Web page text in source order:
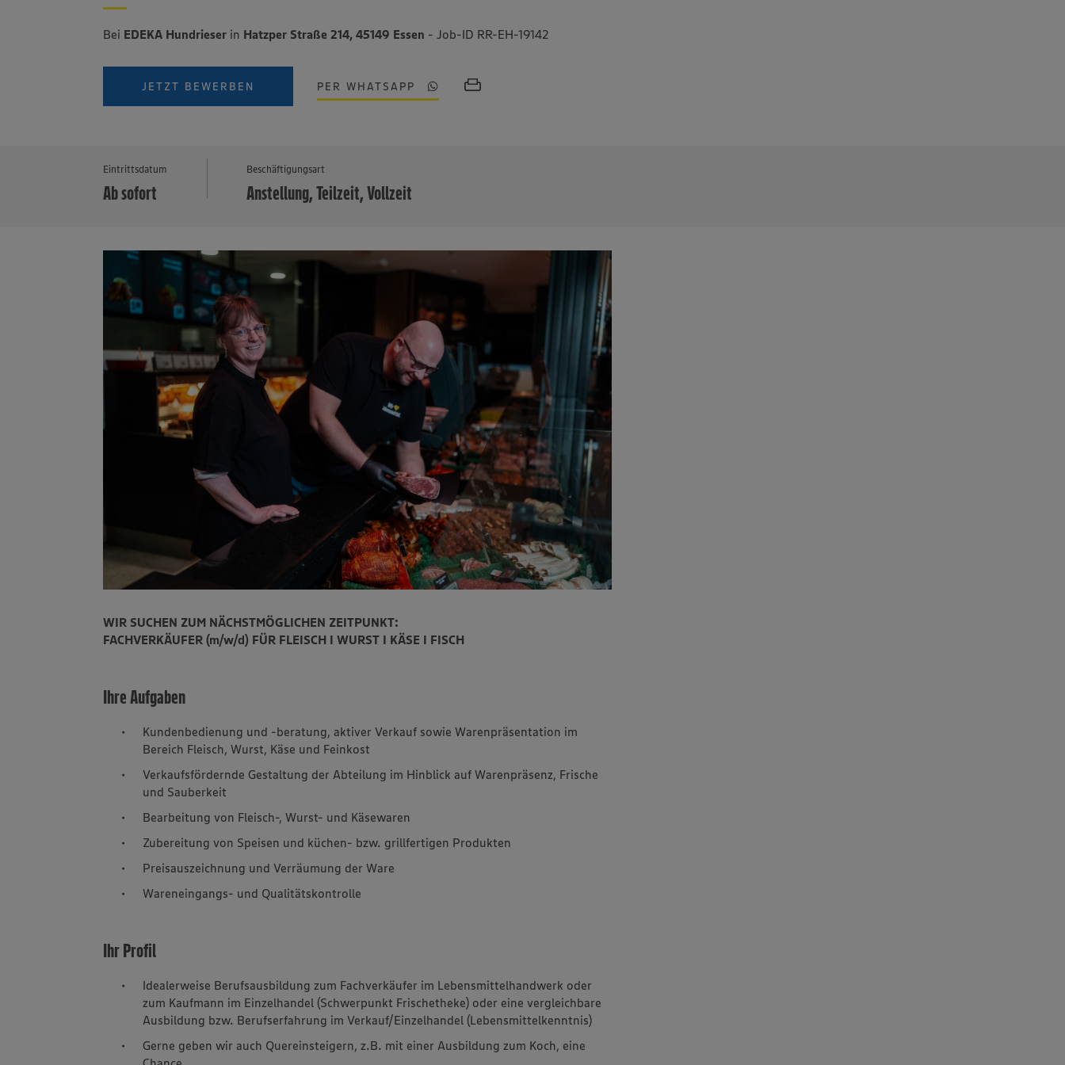
Bei EDEKA Hundrieser in Hatzper Straße 214, 45149 Essen - Job-ID RR-EH-19142
JETZT BEWERBEN PER WHATSAPP
Eintrittsdatum
Ab sofort
Beschäftigungsart
Anstellung, Teilzeit, Vollzeit
WIR SUCHEN ZUM NÄCHSTMÖGLICHEN ZEITPUNKT:
FACHVERKÄUFER (m/w/d) FÜR FLEISCH I WURST I KÄSE I FISCH
Ihre Aufgaben
Kundenbedienung und -beratung, aktiver Verkauf sowie Warenpräsentation im
Bereich Fleisch, Wurst, Käse und Feinkost
Verkaufsfördernde Gestaltung der Abteilung im Hinblick auf Warenpräsenz, Frische
und Sauberkeit
Bearbeitung von Fleisch-, Wurst- und Käsewaren
Zubereitung von Speisen und küchen- bzw. grillfertigen Produkten
Preisauszeichnung und Verräumung der Ware
Wareneingangs- und Qualitätskontrolle
Ihr Profil
Idealerweise Berufsausbildung zum Fachverkäufer im Lebensmittelhandwerk oder
zum Kaufmann im Einzelhandel (Schwerpunkt Frischetheke) oder eine vergleichbare
Ausbildung bzw. Berufserfahrung im Verkauf/Einzelhandel (Lebensmittelkenntnis)
Gerne geben wir auch Quereinsteigern, z.B. mit einer Ausbildung zum Koch, eine